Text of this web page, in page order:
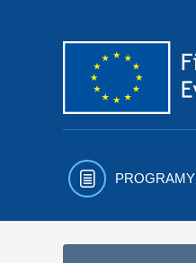
PROGRAMY